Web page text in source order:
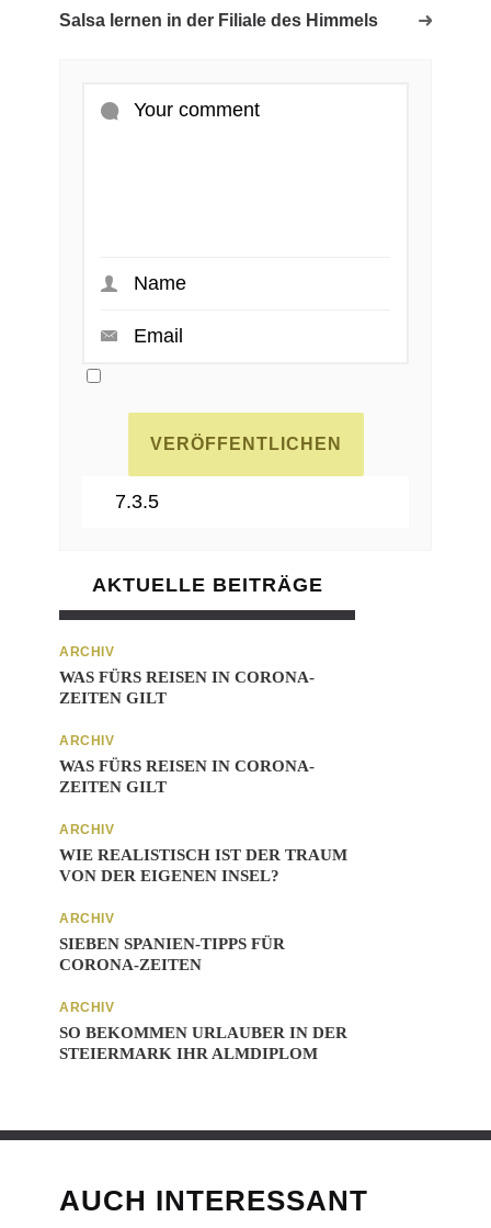
Salsa lernen in der Filiale des Himmels
AKTUELLE BEITRÄGE
ARCHIV
WAS FÜRS REISEN IN CORONA-
ZEITEN GILT
ARCHIV
WAS FÜRS REISEN IN CORONA-
ZEITEN GILT
ARCHIV
WIE REALISTISCH IST DER TRAUM
VON DER EIGENEN INSEL?
ARCHIV
SIEBEN SPANIEN-TIPPS FÜR
CORONA-ZEITEN
ARCHIV
SO BEKOMMEN URLAUBER IN DER
STEIERMARK IHR ALMDIPLOM
AUCH INTERESSANT